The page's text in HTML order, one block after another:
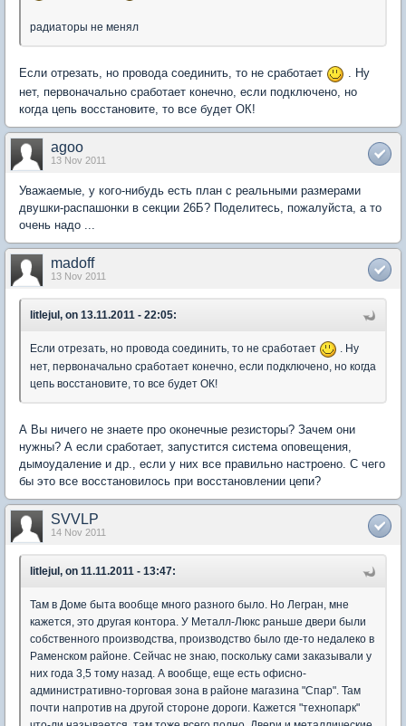
радиаторы не менял
Если отрезать, но провода соединить, то не сработает
. Ну
нет, первоначально сработает конечно, если подключено, но
когда цепь восстановите, то все будет ОК!
agoo
13 Nov 2011
Уважаемые, у кого-нибудь есть план c реальными размерами
двушки-распашонки в секции 26Б? Поделитесь, пожалуйста, а то
очень надо ...
madoff
13 Nov 2011
litlejul, on 13.11.2011 - 22:05:
Если отрезать, но провода соединить, то не сработает
. Ну
нет, первоначально сработает конечно, если подключено, но когда
цепь восстановите, то все будет ОК!
А Вы ничего не знаете про оконечные резисторы? Зачем они
нужны? А если сработает, запустится система оповещения,
дымоудаление и др., если у них все правильно настроено. С чего
бы это все восстановилось при восстановлении цепи?
SVVLP
14 Nov 2011
litlejul, on 11.11.2011 - 13:47:
Там в Доме быта вообще много разного было. Но Легран, мне
кажется, это другая контора. У Металл-Люкс раньше двери были
собственного производства, производство было где-то недалеко в
Раменском районе. Сейчас не знаю, поскольку сами заказывали у
них года 3,5 тому назад. А вообще, еще есть офисно-
административно-торговая зона в районе магазина "Спар". Там
почти напротив на другой стороне дороги. Кажется "технопарк"